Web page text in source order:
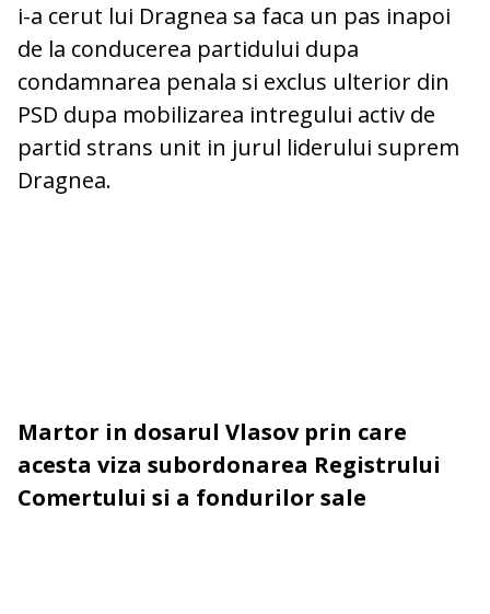
i-a cerut lui Dragnea sa faca un pas inapoi
de la conducerea partidului dupa
condamnarea penala si exclus ulterior din
PSD dupa mobilizarea intregului activ de
partid strans unit in jurul liderului suprem
Dragnea.
Martor in dosarul Vlasov prin care
acesta viza subordonarea Registrului
Comertului si a fondurilor sale